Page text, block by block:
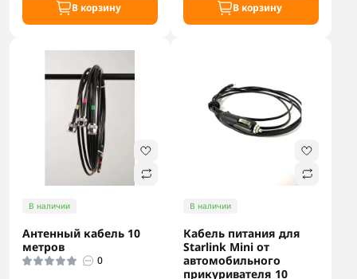
В корзину В корзину
В наличии
Антенный кабель 10
метров
0
В наличии
Кабель питания для
Starlink Mini от
автомобильного
прикуривателя 10